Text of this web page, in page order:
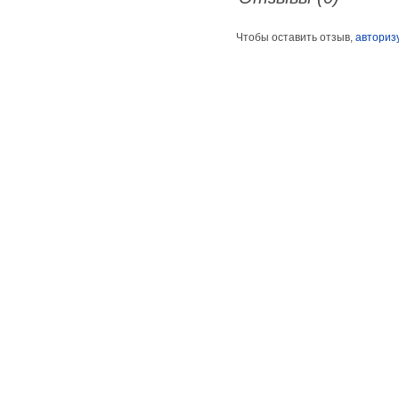
Чтобы оставить отзыв,